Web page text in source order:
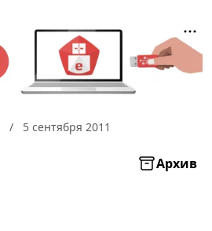
5 сентября 2011
Архив